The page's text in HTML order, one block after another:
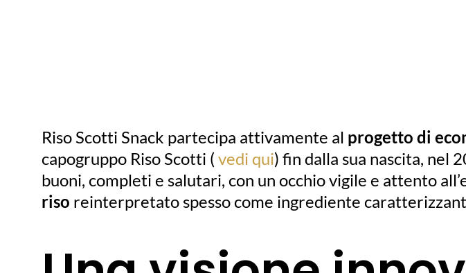
Riso Scotti Snack partecipa attivamente al progetto di
capogruppo Riso Scotti ( vedi qui) fin dalla sua nascita, nel
buoni, completi e salutari, con un occhio vigile e attento
riso reinterpretato spesso come ingrediente